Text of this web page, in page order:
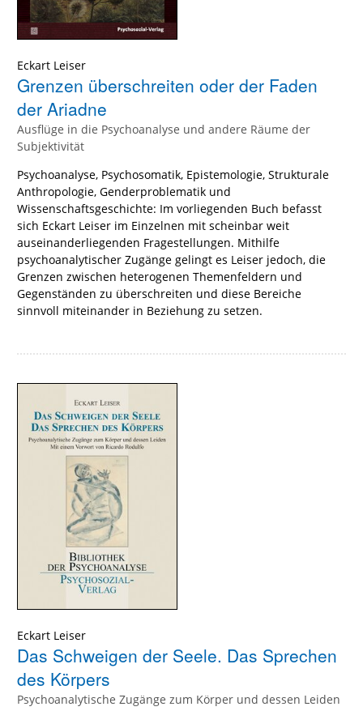
Eckart Leiser
Grenzen überschreiten oder der Faden
der Ariadne
Ausflüge in die Psychoanalyse und andere Räume der
Subjektivität
Psychoanalyse, Psychosomatik, Epistemologie, Strukturale
Anthropologie, Genderproblematik und
Wissenschaftsgeschichte: Im vorliegenden Buch befasst
sich Eckart Leiser im Einzelnen mit scheinbar weit
auseinanderliegenden Fragestellungen. Mithilfe
psychoanalytischer Zugänge gelingt es Leiser jedoch, die
Grenzen zwischen heterogenen Themenfeldern und
Gegenständen zu überschreiten und diese Bereiche
sinnvoll miteinander in Beziehung zu setzen.
Eckart Leiser
Das Schweigen der Seele. Das Sprechen
des Körpers
Psychoanalytische Zugänge zum Körper und dessen Leiden